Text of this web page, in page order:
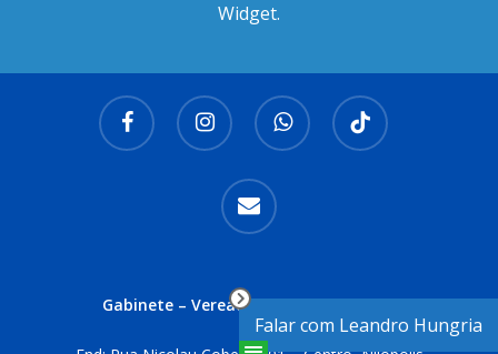
Widget.
facebook instagram whatsapp tiktok
email
Gabinete – Vereador Leandro Hungria
Falar com Leandro Hungria